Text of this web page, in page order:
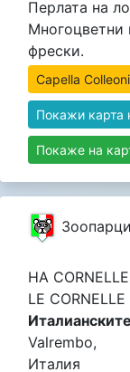
Перлата на
Многоцветни
фрески.
Capella
Покажи карта
Покаже на
Зоопарци
НА CORNELLE
LE CORNELLE
Valrembo,
Италия